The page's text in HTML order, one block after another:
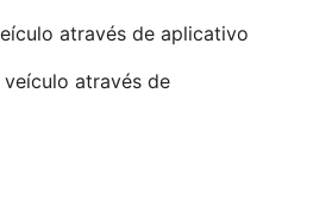
através de aplicativo
através de